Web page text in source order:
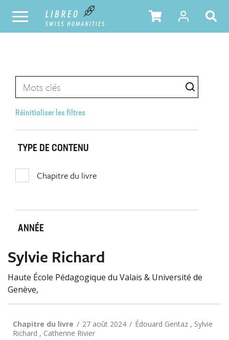
Réinitialiser les filtres
TYPE DE CONTENU
Chapitre du livre
ANNÉE
Sylvie Richard
Haute École Pédagogique du Valais & Université de
Genève,
Chapitre du livre 27 août 2024
Édouard Gentaz , Sylvie
Richard , Catherine Rivier